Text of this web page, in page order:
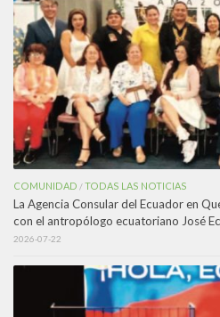
COMUNIDAD /TODAS LAS NOTICIAS
La Agencia Consular del Ecuador en
con el antropólogo ecuatoriano José
2026-07-22